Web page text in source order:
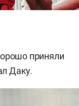
приняли
Даку.